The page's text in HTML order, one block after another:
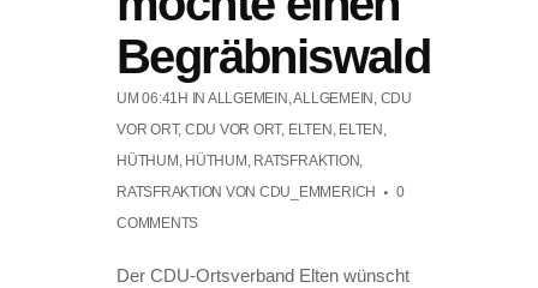
Begräbniswald
UM 06:41H IN ALLGEMEIN ,ALLGEMEIN , CDU
VOR ORT, CDU VOR ORT, ELTEN , ELTEN ,
HÜTHUM , HÜTHUM , RATSFRAKTION,
RATSFRAKTION VON CDU_EMMERICH
0
COMMENTS
Der CDU-Ortsverband Elten wünscht